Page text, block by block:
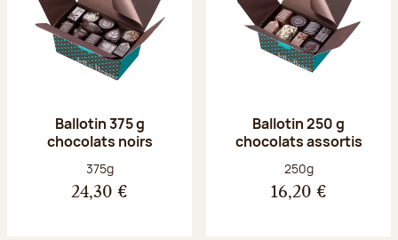
Ballotin 375 g
chocolats noirs
Poids net :
375g
24,30 €
Ballotin 250 g
chocolats assortis
Poids net :
250g
16,20 €